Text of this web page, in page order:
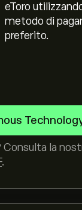
eToro
metodo di
preferito.
la
.